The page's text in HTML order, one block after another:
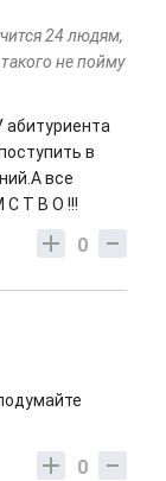
24 людям,
не пойму
абитуриента
в
все
Т В О !!!
0
0